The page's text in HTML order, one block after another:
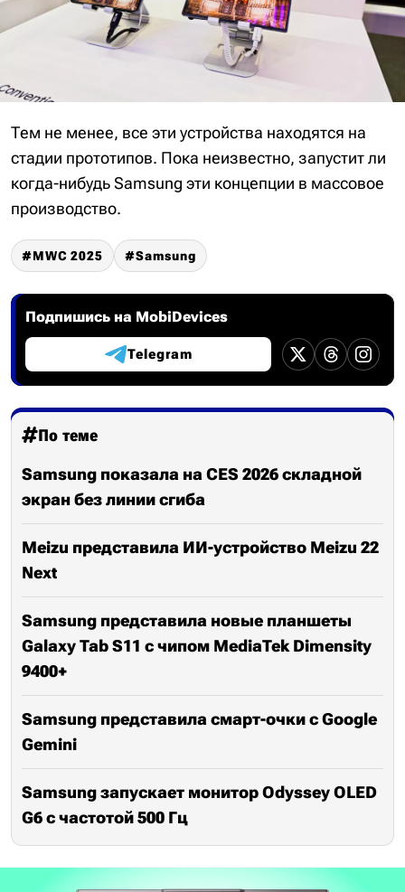
Тем не менее, все эти устройства находятся на
стадии прототипов. Пока неизвестно, запустит ли
когда-нибудь Samsung эти концепции в массовое
производство.
MWC 2025 Samsung
Подпишись на MobiDevices
Telegram
По теме
Samsung показала на CES 2026 складной
экран без линии сгиба
Meizu представила ИИ-устройство Meizu 22
Next
Samsung представила новые планшеты
Galaxy Tab S11 с чипом MediaTek Dimensity
9400+
Samsung представила смарт-очки с Google
Gemini
Samsung запускает монитор Odyssey OLED
G6 с частотой 500 Гц